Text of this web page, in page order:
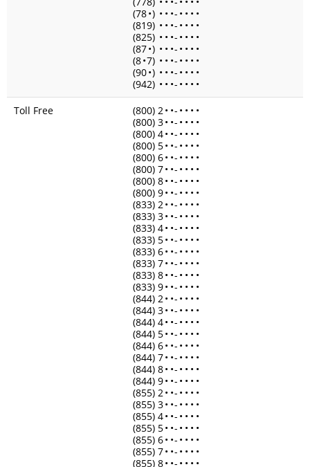
(78•) • • •- • • • •
(819) • • •- • • • •
(825) • • •- • • • •
(87•) • • •- • • • •
(8•7) • • •- • • • •
(90•) • • •- • • • •
(942) • • •- • • • •
Toll Free
(800) 2• •- • • • •
(800) 3• •- • • • •
(800) 4• •- • • • •
(800) 5• •- • • • •
(800) 6• •- • • • •
(800) 7• •- • • • •
(800) 8• •- • • • •
(800) 9• •- • • • •
(833) 2• •- • • • •
(833) 3• •- • • • •
(833) 4• •- • • • •
(833) 5• •- • • • •
(833) 6• •- • • • •
(833) 7• •- • • • •
(833) 8• •- • • • •
(833) 9• •- • • • •
(844) 2• •- • • • •
(844) 3• •- • • • •
(844) 4• •- • • • •
(844) 5• •- • • • •
(844) 6• •- • • • •
(844) 7• •- • • • •
(844) 8• •- • • • •
(844) 9• •- • • • •
(855) 2• •- • • • •
(855) 3• •- • • • •
(855) 4• •- • • • •
(855) 5• •- • • • •
(855) 6• •- • • • •
(855) 7• •- • • • •
(855) 8• •- • • • •